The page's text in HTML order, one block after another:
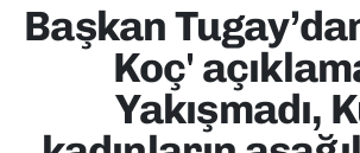
Başkan
Koç'
Yakışmadı,
EKONOMİ
KÜLTÜR SANAT
Tüm Manşetler
Son Dakika Haberleri